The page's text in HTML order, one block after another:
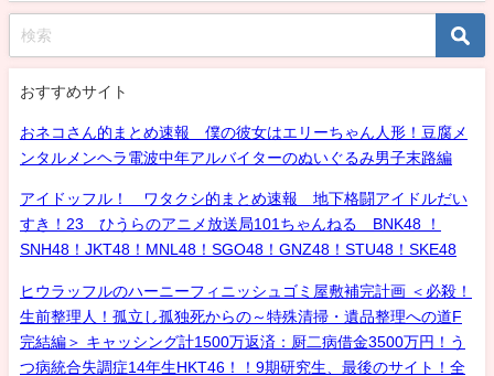
おすすめサイト
おネコさん的まとめ速報 僕の彼女はエリーちゃん人形！豆腐メ
ンタルメンヘラ電波中年アルバイターのぬいぐるみ男子末路編
アイドッフル！ ワタクシ的まとめ速報 地下格闘アイドルだい
すき！23 ひうらのアニメ放送局101ちゃんねる BNK48 ！
SNH48！JKT48！MNL48！SGO48！GNZ48！STU48！SKE48
ヒウラッフルのハーニーフィニッシュゴミ屋敷補完計画 ＜必殺！
生前整理人！孤立し孤独死からの～特殊清掃・遺品整理への道F
完結編＞ キャッシング計1500万返済：厨二病借金3500万円！う
つ病統合失調症14年生HKT46！！9期研究生、最後のサイト！全